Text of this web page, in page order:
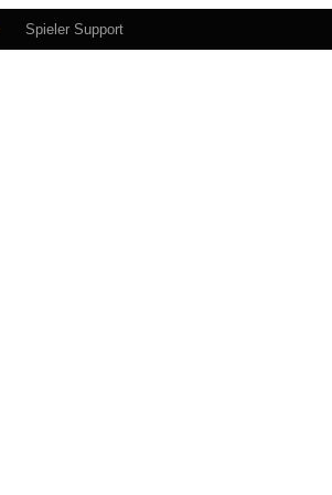
Spieler Support